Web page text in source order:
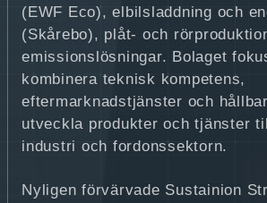
(EWF Eco), elbilsladdning och
(Skårebo), plåt- och
emissionslösningar. Bolaget
kombinera teknisk kompetens,
eftermarknadstjänster och
utveckla produkter och tjänster
industri och fordonssektorn.
Nyligen förvärvade Sustainion